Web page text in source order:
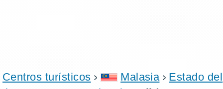
Centros turísticos Malasia
Estado del